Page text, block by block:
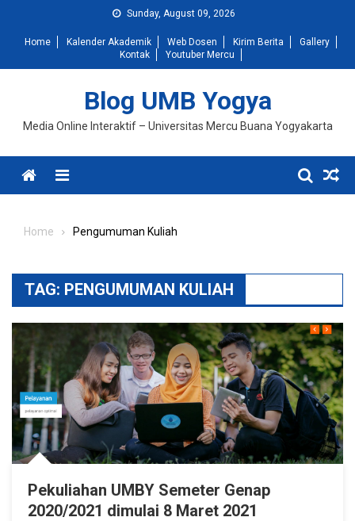
content
Sunday, August 09, 2026
Home Kalender Akademik Web Dosen Kirim Berita
Gallery
Kontak
Youtuber Mercu
Blog UMB Yogya
Media Online Interaktif – Universitas Mercu Buana Yogyakarta
Menu
Home Pengumuman Kuliah
TAG: PENGUMUMAN KULIAH
Pekuliahan UMBY Semeter Genap
2020/2021 dimulai 8 Maret 2021